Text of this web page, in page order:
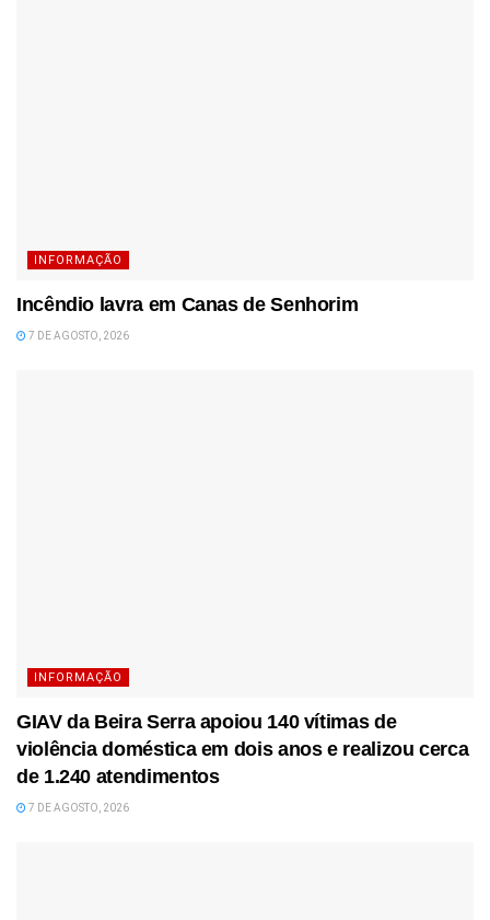
INFORMAÇÃO
Incêndio lavra em Canas de Senhorim
7 DE AGOSTO, 2026
INFORMAÇÃO
GIAV da Beira Serra apoiou 140 vítimas de
violência doméstica em dois anos e realizou cerca
de 1.240 atendimentos
7 DE AGOSTO, 2026